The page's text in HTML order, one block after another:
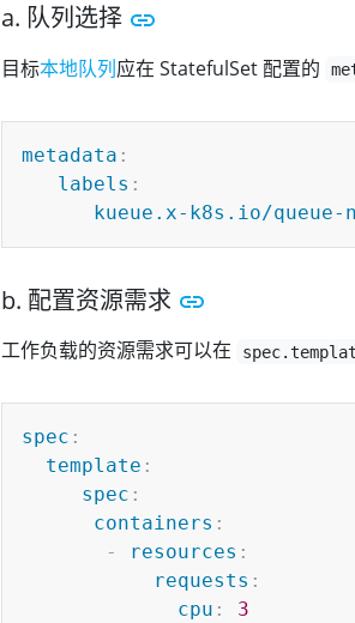
a. 队列选择
目标本地队列应在 StatefulSet 配置的
metadata :
labels :
kueue.x-k8s.io/queue-
b. 配置资源需求
工作负载的资源需求可以在
spec :
template :
spec :
containers :
-
resources :
requests :
cpu : 3